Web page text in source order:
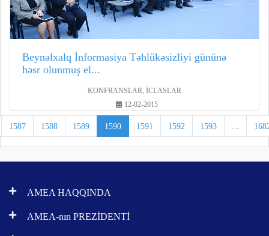
Beynəlxalq İnformasiya Təhlükəsizliyi gününə
həsr olunmuş el...
KONFRANSLAR, İCLASLAR
12-02-2015
1587 1588 1589 1590 1591 1592 1593 ...
AMEA HAQQINDA
AMEA-nın PREZİDENTİ